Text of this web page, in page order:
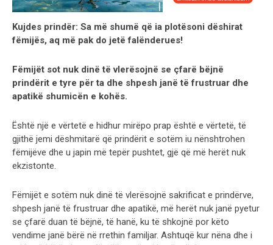
Kujdes prindër: Sa më shumë që ia plotësoni dëshirat
fëmijës, aq më pak do jetë falënderues!
Fëmijët sot nuk dinë të vlerësojnë se çfarë bëjnë
prindërit e tyre për ta dhe shpesh janë të frustruar dhe
apatikë shumicën e kohës.
Është një e vërtetë e hidhur mirëpo prap është e vërtetë, të
gjithë jemi dëshmitarë që prindërit e sotëm iu nënshtrohen
fëmijëve dhe u japin më tepër pushtet, gjë që më herët nuk
ekzistonte.
Fëmijët e sotëm nuk dinë të vlerësojnë sakrificat e prindërve,
shpesh janë të frustruar dhe apatikë, më herët nuk janë pyetur
se çfarë duan të bëjnë, të hanë, ku të shkojnë por këto
vendime janë bërë në rrethin familjar. Ashtuqë kur nëna dhe i